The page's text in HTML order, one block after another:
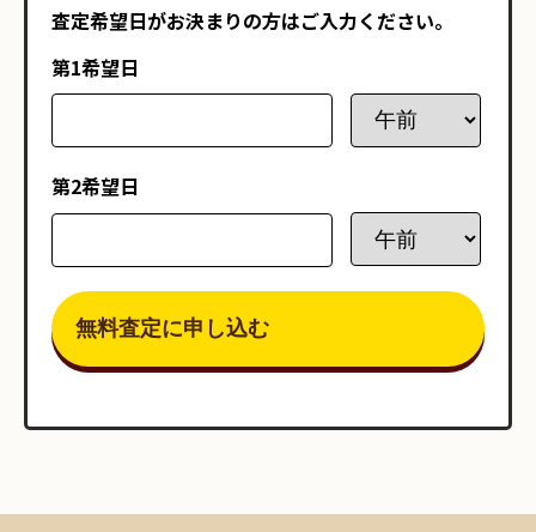
査定希望日がお決まりの方はご入力ください。
第1希望日
第2希望日